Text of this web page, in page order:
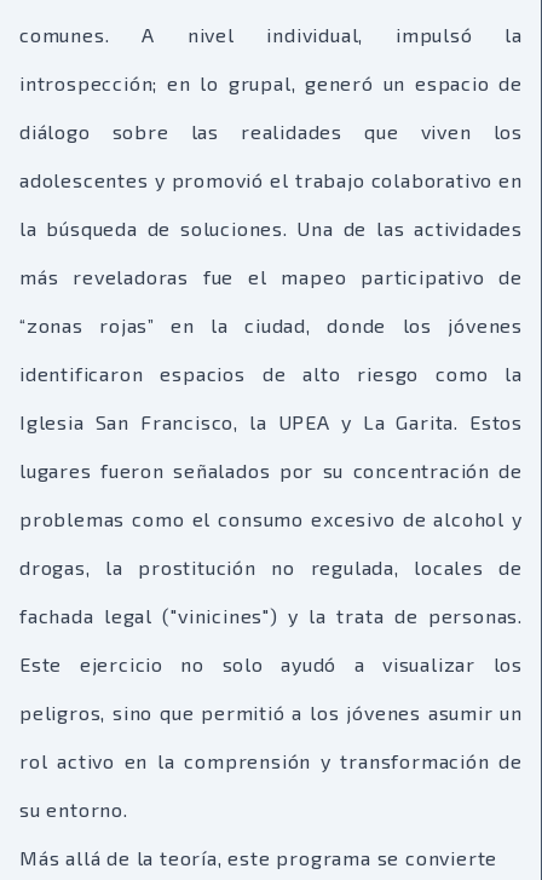
comunes. A nivel individual, impulsó la
introspección; en lo grupal, generó un espacio de
diálogo sobre las realidades que viven los
adolescentes y promovió el trabajo colaborativo en
la búsqueda de soluciones. Una de las actividades
más reveladoras fue el mapeo participativo de
“zonas rojas” en la ciudad, donde los jóvenes
identificaron espacios de alto riesgo como la
Iglesia San Francisco, la UPEA y La Garita. Estos
lugares fueron señalados por su concentración de
problemas como el consumo excesivo de alcohol y
drogas, la prostitución no regulada, locales de
fachada legal ("vinicines") y la trata de personas.
Este ejercicio no solo ayudó a visualizar los
peligros, sino que permitió a los jóvenes asumir un
rol activo en la comprensión y transformación de
su entorno.
Más allá de la teoría, este programa se convierte